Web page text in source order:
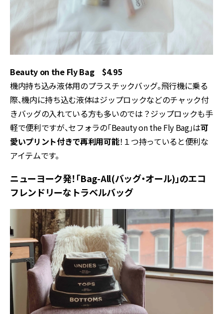
Beauty on the Fly Bag $4.95
機内持ち込み液体用のプラスチックバッグ。飛行機に乗る
際、機内に持ち込む液体はジップロックなどのチャック付
きバッグの入れている方も多いのでは？ジップロックも手
軽で便利ですが、セフォラの「Beauty on the Fly Bag」は可
愛いプリント付きで再利用可能！１つ持っていると便利な
アイテムです。
ニューヨーク発！「Bag-All(バッグ・オール)」のエコ
フレンドリーなトラベルバッグ